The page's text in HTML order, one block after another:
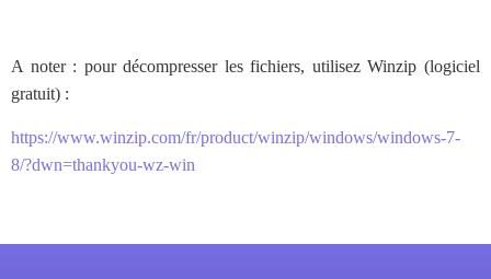
A noter : pour décompresser les fichiers, utilisez Winzip (logiciel
gratuit) :
https://www.winzip.com/fr/product/winzip/windows/windows-7-
8/?dwn=thankyou-wz-win